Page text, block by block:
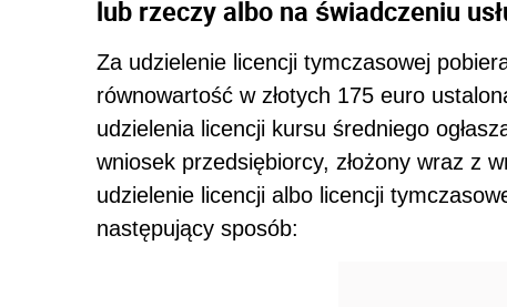
lub rzeczy albo na świadczeniu
Za udzielenie licencji tymczasowej
równowartość w złotych 175 euro
udzielenia licencji kursu średniego
wniosek przedsiębiorcy, złożony wraz z
udzielenie licencji albo licencji
następujący sposób: